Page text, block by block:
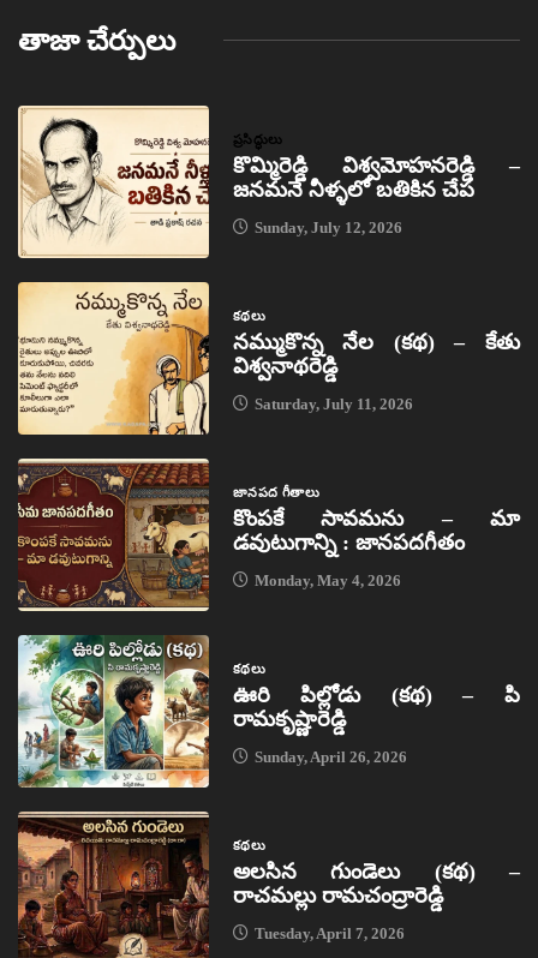
తాజా చేర్పులు
ప్రసిద్ధులు
కొమ్మిరెడ్డి విశ్వమోహనరెడ్డి –
జనమనే నీళ్ళలో బతికిన చేప
Sunday, July 12, 2026
కథలు
నమ్ముకొన్న నేల (కథ) – కేతు
విశ్వనాథరెడ్డి
Saturday, July 11, 2026
జానపద గీతాలు
కొంపకే సావమను – మా
డవుటుగాన్ని : జానపదగీతం
Monday, May 4, 2026
కథలు
ఊరి పిల్లోడు (కథ) – పి
రామకృష్ణారెడ్డి
Sunday, April 26, 2026
కథలు
అలసిన గుండెలు (కథ) –
రాచమల్లు రామచంద్రారెడ్డి
Tuesday, April 7, 2026